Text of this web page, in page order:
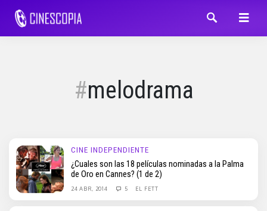
melodrama
CINE INDEPENDIENTE
¿Cuales son las 18 películas nominadas a la Palma
de Oro en Cannes? (1 de 2)
24 ABR, 2014 5 EL FETT